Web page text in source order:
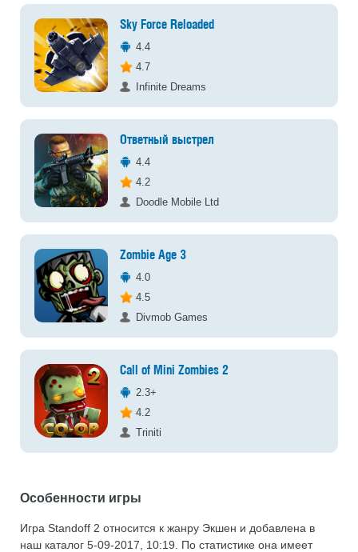
Sky Force Reloaded
4.4
4.7
Infinite Dreams
Ответный выстрел
4.4
4.2
Doodle Mobile Ltd
Zombie Age 3
4.0
4.5
Divmob Games
Call of Mini Zombies 2
2.3+
4.2
Triniti
Особенности игры
Игра Standoff 2 относится к жанру Экшен и добавлена в
наш каталог 5-09-2017, 10:19. По статистике она имеет